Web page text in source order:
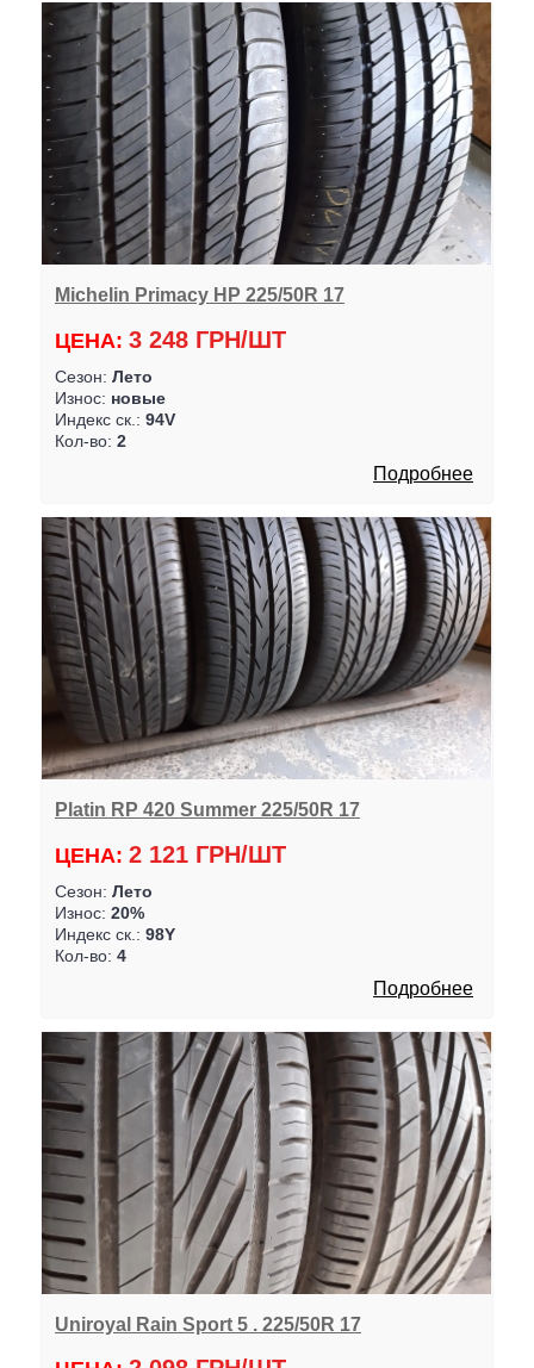
Michelin Primacy HP 225/50R 17
ЦЕНА: 3 248 ГРН/ШТ
Сезон: Лето
Износ: новые
Индекс ск.: 94V
Кол-во: 2
Подробнее
Platin RP 420 Summer 225/50R 17
ЦЕНА: 2 121 ГРН/ШТ
Сезон: Лето
Износ: 20%
Индекс ск.: 98Y
Кол-во: 4
Подробнее
Uniroyal Rain Sport 5 . 225/50R 17